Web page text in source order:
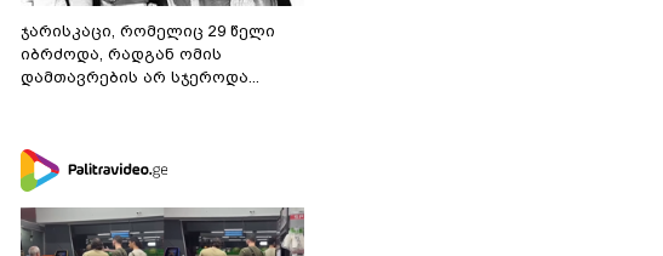
ჯარისკაცი, რომელიც 29 წელი
იბრძოდა, რადგან ომის
დამთავრების არ სჯეროდა...